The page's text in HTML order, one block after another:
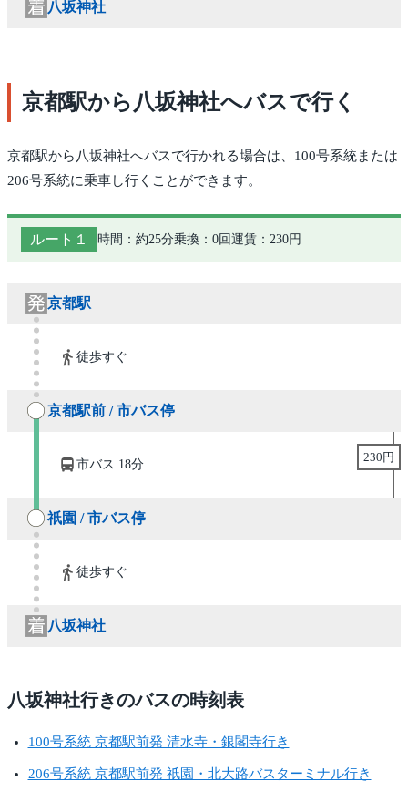
八坂神社
京都駅から八坂神社へバスで行く
京都駅から八坂神社へバスで行かれる場合は、100号系統または
206号系統に乗車し行くことができます。
ルート１ 時間：約25分乗換：0回運賃：230円
京都駅
徒歩すぐ
京都駅前 / 市バス停
市バス 18分
230円
祇園 / 市バス停
徒歩すぐ
八坂神社
八坂神社行きのバスの時刻表
100号系統 京都駅前発 清水寺・銀閣寺行き
206号系統 京都駅前発 祇園・北大路バスターミナル行き